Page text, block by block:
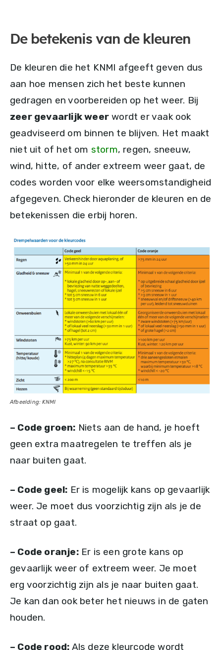
De betekenis van de kleuren
De kleuren die het KNMI afgeeft geven dus
aan hoe mensen zich het beste kunnen
gedragen en voorbereiden op het weer. Bij
zeer gevaarlijk weer wordt er vaak ook
geadviseerd om binnen te blijven. Het maakt
niet uit of het om storm, regen, sneeuw,
wind, hitte, of ander extreem weer gaat, de
codes worden voor elke weersomstandigheid
afgegeven. Check hieronder de kleuren en de
betekenissen die erbij horen.
Afbeelding: KNMI
– Code groen: Niets aan de hand, je hoeft
geen extra maatregelen te treffen als je
naar buiten gaat.
– Code geel: Er is mogelijk kans op gevaarlijk
weer. Je moet dus voorzichtig zijn als je de
straat op gaat.
– Code oranje:Er is een grote kans op
gevaarlijk weer of extreem weer. Je moet
erg voorzichtig zijn als je naar buiten gaat.
Je kan dan ook beter het nieuws in de gaten
houden.
– Code rood: Als deze kleurcode wordt